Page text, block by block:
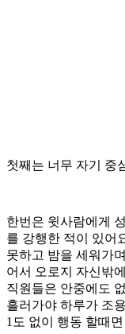
첫째는 너무 자기 중
한번은 윗사람에게
를 강행한 적이 있어
못하고 밤을 세워가
어서 오로지 자신밖
직원들은 안중에도
흘러가야 하루가 조
1도 없이 행동 할때